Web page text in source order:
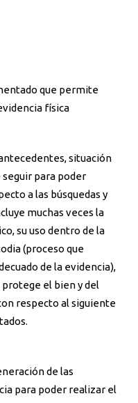
que permite
física
situación
seguir para poder
a las búsquedas y
muchas veces la
su uso dentro de la
(proceso que
de la evidencia),
el bien y del
respecto al siguiente
de las
para poder realizar el